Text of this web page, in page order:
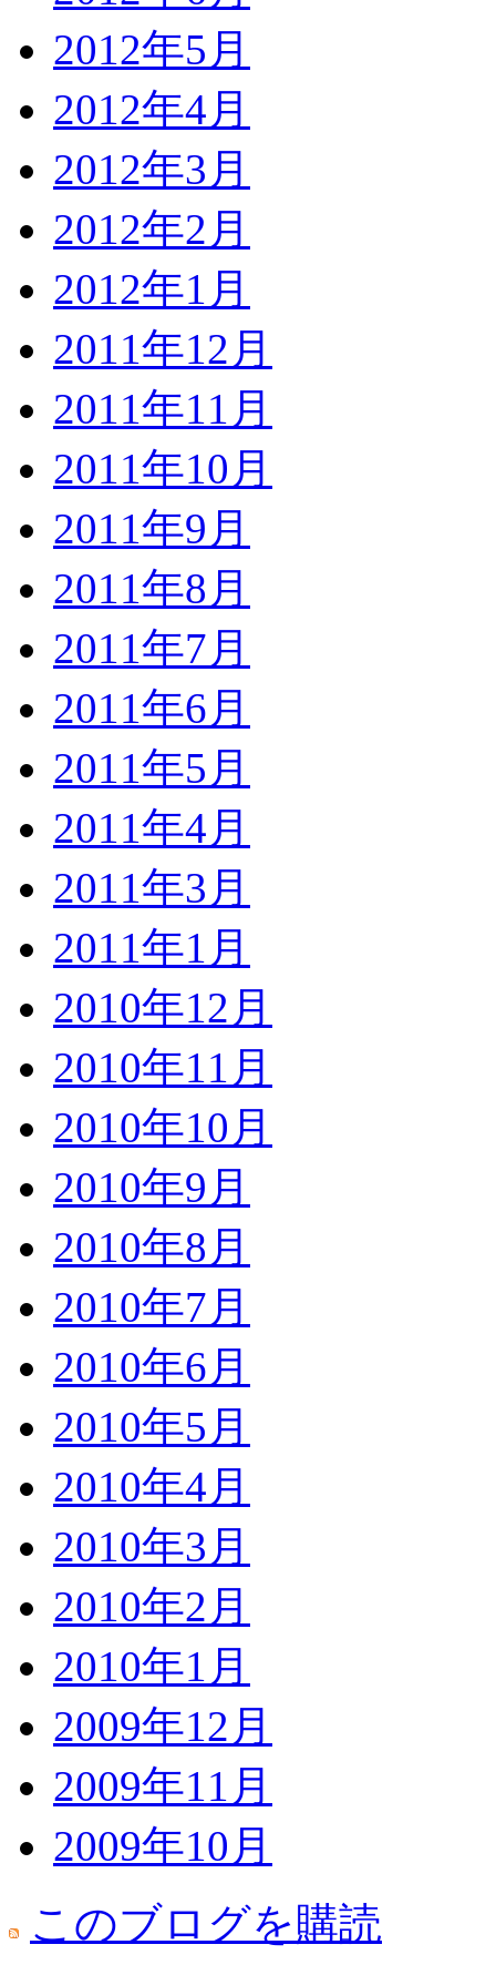
2012年5月
2012年4月
2012年3月
2012年2月
2012年1月
2011年12月
2011年11月
2011年10月
2011年9月
2011年8月
2011年7月
2011年6月
2011年5月
2011年4月
2011年3月
2011年1月
2010年12月
2010年11月
2010年10月
2010年9月
2010年8月
2010年7月
2010年6月
2010年5月
2010年4月
2010年3月
2010年2月
2010年1月
2009年12月
2009年11月
2009年10月
このブログを購読